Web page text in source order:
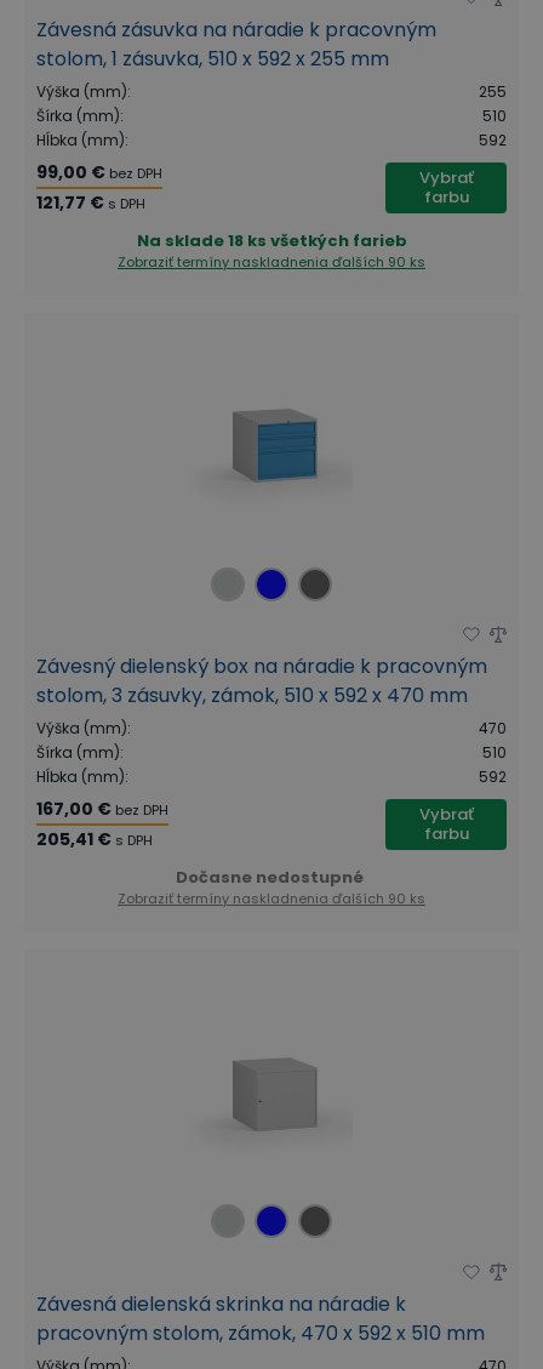
Závesná zásuvka na náradie k pracovným
stolom, 1 zásuvka, 510 x 592 x 255 mm
Výška (mm):
255
Šírka (mm):
510
Hĺbka (mm): 592
99,00 € bez DPH
121,77 € s DPH
Vybrať
farbu
Na sklade18 ks všetkých farieb
Zobraziť termíny naskladnenia ďalších 90 ks
Závesný dielenský box na náradie k pracovným
stolom, 3 zásuvky, zámok, 510 x 592 x 470 mm
Výška (mm):
470
Šírka (mm):
510
Hĺbka (mm): 592
167,00 € bez DPH
205,41 € s DPH
Vybrať
farbu
Dočasne nedostupné
Zobraziť termíny naskladnenia ďalších 90 ks
Závesná dielenská skrinka na náradie k
pracovným stolom, zámok, 470 x 592 x 510 mm